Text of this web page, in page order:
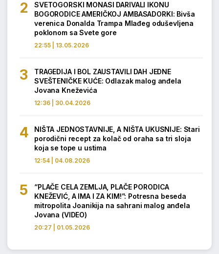
22:55 | 13.05.2026
SVETOGORSKI MONASI DARIVALI IKONU
BOGORODICE AMERIČKOJ AMBASADORKI: Bivša
verenica Donalda Trampa Mlađeg oduševljena
poklonom sa Svete gore
12:36 | 30.04.2026
TRAGEDIJA I BOL ZAUSTAVILI DAH JEDNE
SVEŠTENIČKE KUĆE: Odlazak malog anđela
Jovana Kneževića
12:54 | 04.08.2026
NIŠTA JEDNOSTAVNIJE, A NIŠTA UKUSNIJE: Stari
porodični recept za kolač od oraha sa tri sloja
koja se tope u ustima
20:27 | 01.05.2026
“PLAČE CELA ZEMLJA, PLAČE PORODICA
KNEŽEVIĆ, A IMA I ZA KIM!”: Potresna beseda
mitropolita Joanikija na sahrani malog anđela
Jovana (VIDEO)